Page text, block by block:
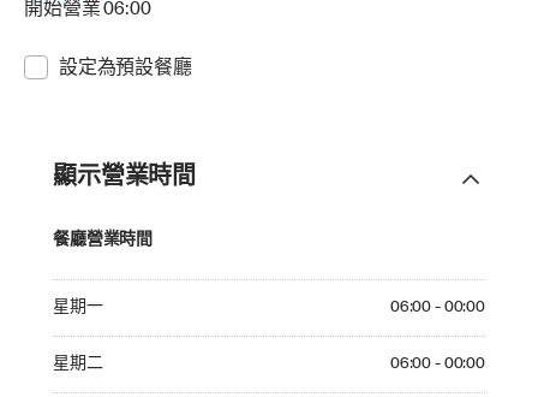
開始營業 06:00
設定為預設餐廳
顯示營業時間
餐廳營業時間
星期一 06:00 - 00:00
Monday 06:00 - 00:00
星期二 06:00 - 00:00
Tuesday 06:00 - 00:00